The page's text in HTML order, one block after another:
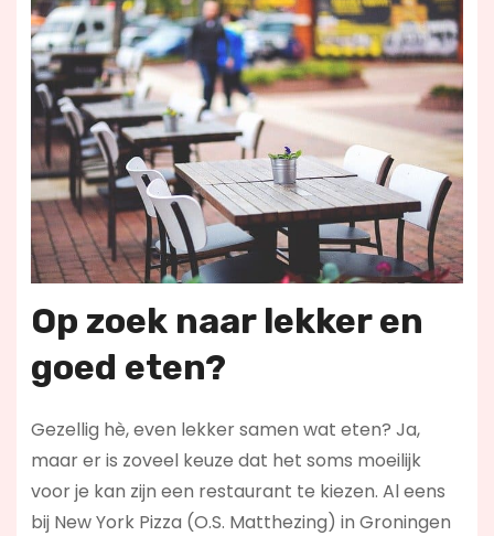
Op zoek naar lekker en
goed eten?
Gezellig hè, even lekker samen wat eten? Ja,
maar er is zoveel keuze dat het soms moeilijk
voor je kan zijn een restaurant te kiezen. Al eens
bij New York Pizza (O.S. Matthezing) in Groningen